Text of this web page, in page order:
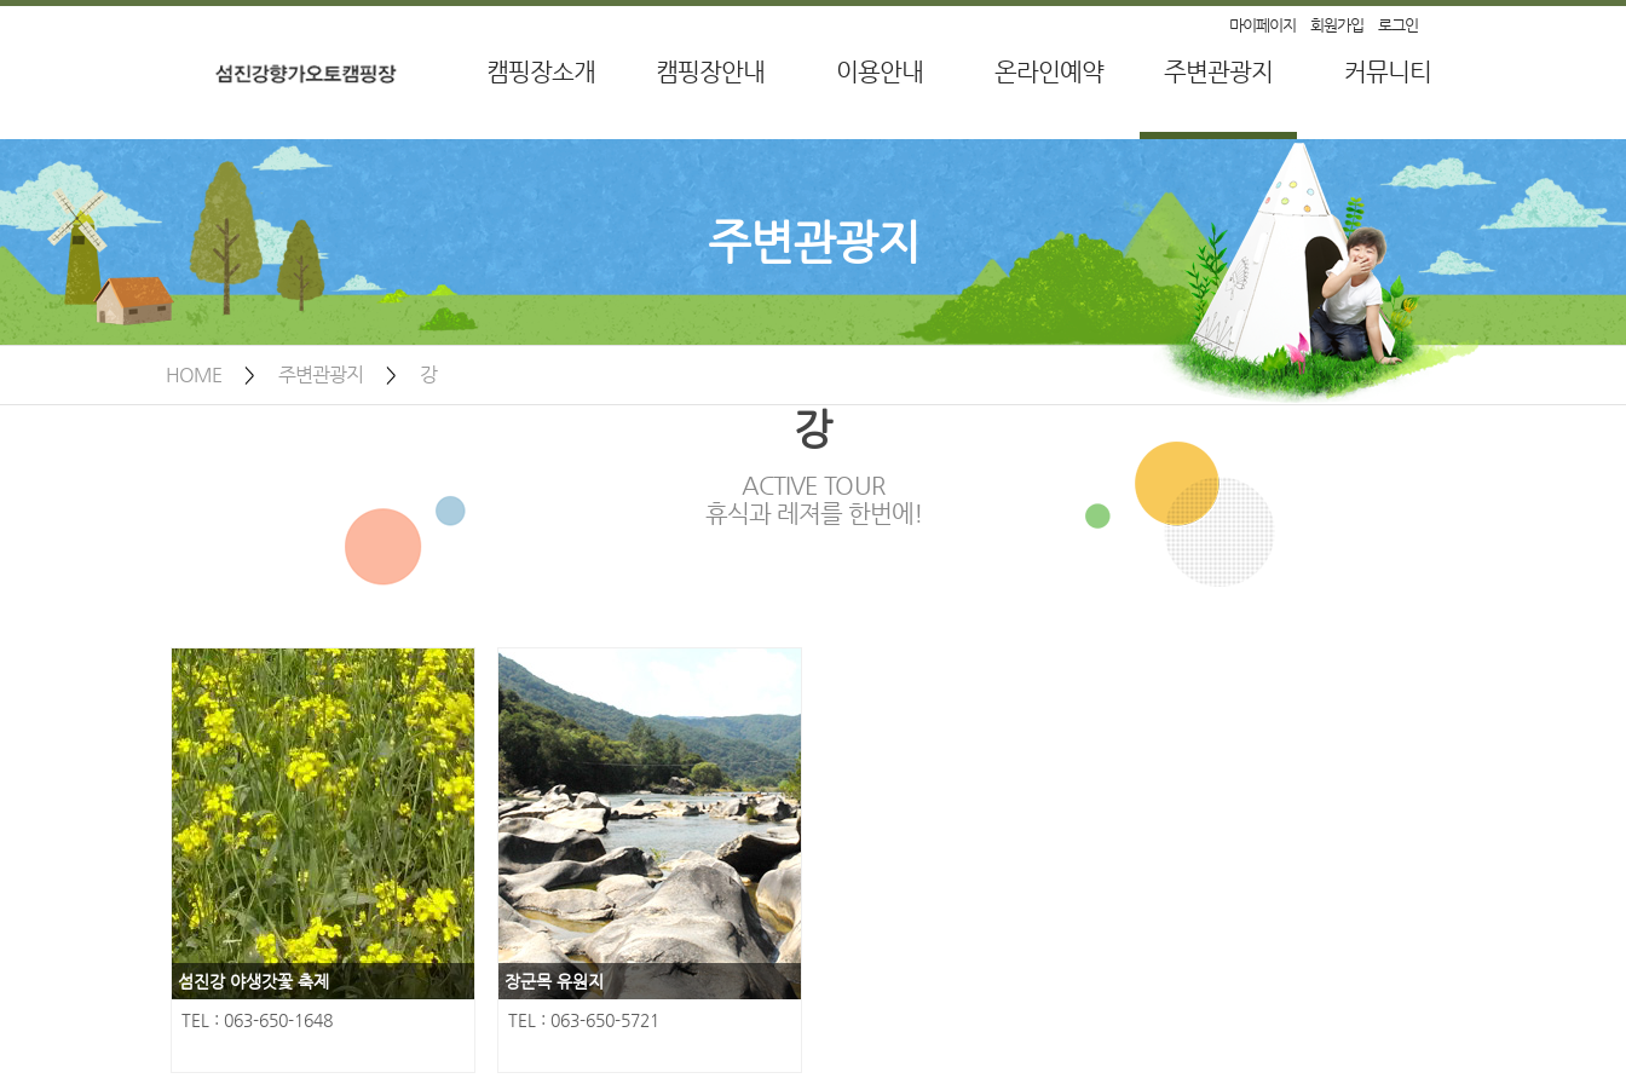
마이페이지 회원가입 로그인
캠핑장소개 캠핑장안내 이용안내 온라인예약 주변관광지 커뮤니티
즐거움을 더해보세요.
글램핑 시설배치
방갈로 시설배치
단체방갈로 시설배치
데크 시설배치
이용요금
환불규정
이용안내
순창가볼만한곳
산
유적
전통장류
공지사항
묻고 답하기
자주하는 질문
캠핑장 후기
이벤트
주변관광지
HOME > 주변관광지 > 강
강
ACTIVE TOUR
휴식과 레져를 한번에!
섬진강 야생갓꽃 축제
TEL : 063-650-1648
장군목 유원지
TEL : 063-650-5721